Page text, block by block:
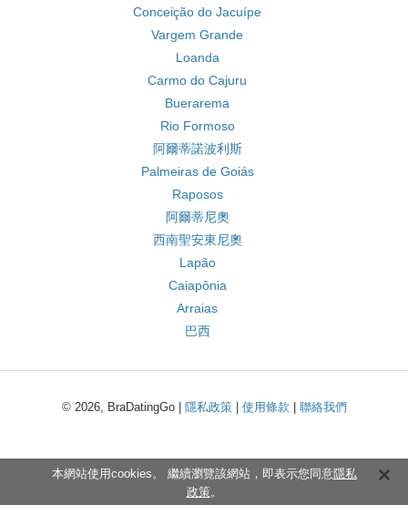
Conceição do Jacuípe
Vargem Grande
Loanda
Carmo do Cajuru
Buerarema
Rio Formoso
阿爾蒂諾波利斯
Palmeiras de Goiás
Raposos
阿爾蒂尼奧
西南聖安東尼奧
Lapão
Caiapônia
Arraias
巴西
© 2026, BraDatingGo | 隱私政策| 使用條款 聯絡我們
本網站使用cookies。 繼續瀏覽該網站，即表示您同意隱私
政策。